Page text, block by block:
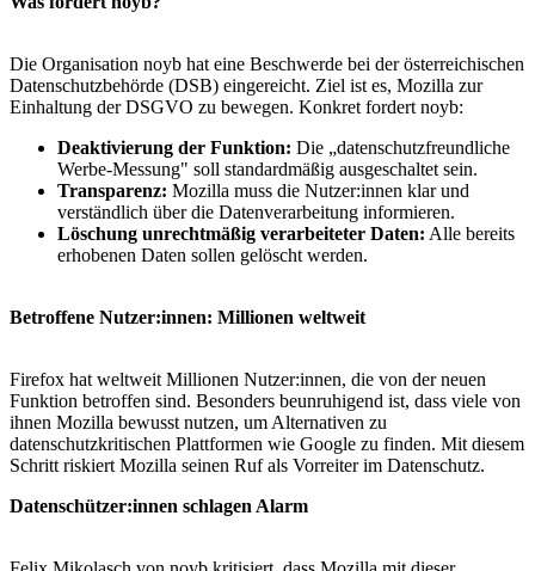
Die Organisation noyb hat eine Beschwerde bei der österreichischen
Datenschutzbehörde (DSB) eingereicht. Ziel ist es, Mozilla zur
Einhaltung der DSGVO zu bewegen. Konkret fordert noyb:
Deaktivierung der Funktion: Die „datenschutzfreundliche
Werbe-Messung" soll standardmäßig ausgeschaltet sein.
Transparenz: Mozilla muss die Nutzer:innen klar und
verständlich über die Datenverarbeitung informieren.
Löschung unrechtmäßig verarbeiteter Daten: Alle bereits
erhobenen Daten sollen gelöscht werden.
Betroffene Nutzer:innen: Millionen weltweit
Firefox hat weltweit Millionen Nutzer:innen, die von der neuen
Funktion betroffen sind. Besonders beunruhigend ist, dass viele von
ihnen Mozilla bewusst nutzen, um Alternativen zu
datenschutzkritischen Plattformen wie Google zu finden. Mit diesem
Schritt riskiert Mozilla seinen Ruf als Vorreiter im Datenschutz.
Datenschützer:innen schlagen Alarm